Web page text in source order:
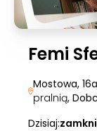
Femi
Mostowa, 16a
pralnią,
Dzisiaj: